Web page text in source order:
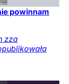
powinnam
zza